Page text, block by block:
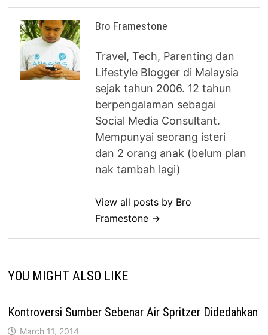
Bro Framestone
Travel, Tech, Parenting dan
Lifestyle Blogger di Malaysia
sejak tahun 2006. 12 tahun
berpengalaman sebagai
Social Media Consultant.
Mempunyai seorang isteri
dan 2 orang anak (belum plan
nak tambah lagi)
View all posts by Bro
Framestone →
YOU MIGHT ALSO LIKE
Kontroversi Sumber Sebenar Air Spritzer Didedahkan
March 11, 2014